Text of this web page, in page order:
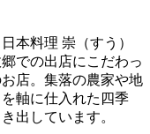
本料理 崇（すう）
での出店にこだわっ
店。集落の農家や地
軸に仕入れた四季
出しています。